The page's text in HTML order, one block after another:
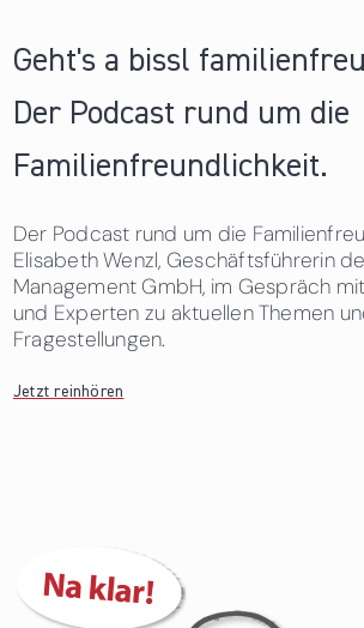
Geht's a bissl
Der Podcast rund um die
Familienfreundlichkeit.
Der Podcast rund um die
Elisabeth Wenzl, Geschäftsführerin
Management GmbH, im Gespräch
und Experten zu aktuellen Themen
Fragestellungen.
Jetzt reinhören